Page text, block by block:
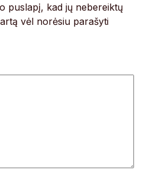
puslapį, kad jų nebereiktų
vėl norėsiu parašyti